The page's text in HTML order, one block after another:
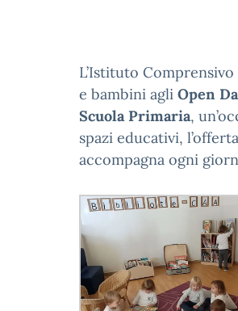
L’Istituto
e bambini agli Open
Scuola Primaria,
spazi educativi,
accompagna ogni